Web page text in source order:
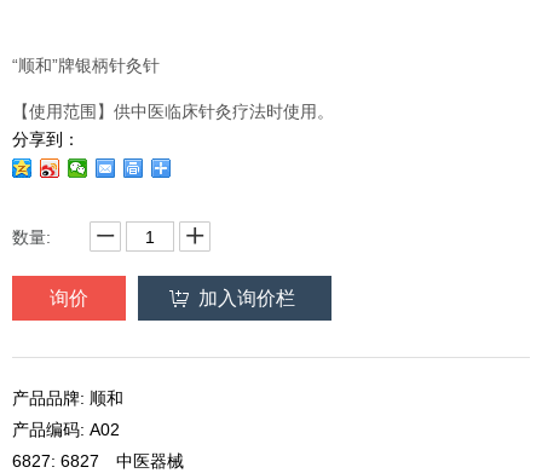
“顺和”牌银柄针灸针
【使用范围】供中医临床针灸疗法时使用。
分享到：
数量:
询价 加入询价栏
产品品牌: 顺和
产品编码: A02
6827: 6827 中医器械